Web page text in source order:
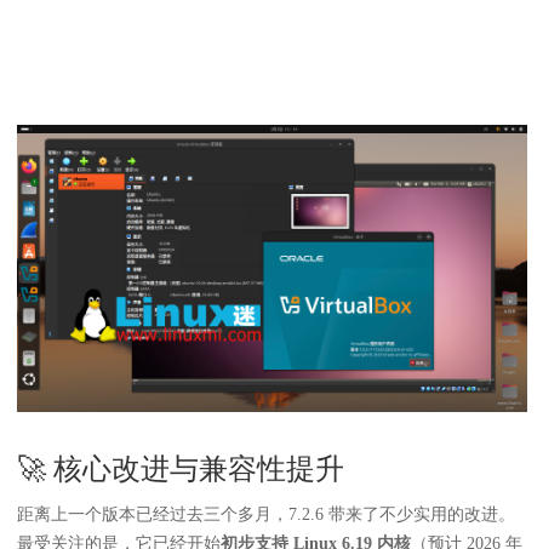
🚀 核心改进与兼容性提升
距离上一个版本已经过去三个多月，7.2.6 带来了不少实用的改进。
最受关注的是，它已经开始初步支持 Linux 6.19 内核（预计 2026 年